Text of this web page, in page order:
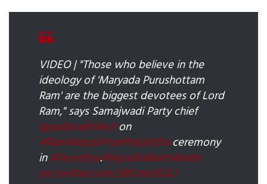
VIDEO | "Those who believe in the
ideology of 'Maryada Purushottam
Ram' are the biggest devotees of Lord
Ram," says Samajwadi Party chief
@yadavakhileshon
#RamMandirPranPratishthaceremony
in #Ayodhya.#AyodhaRamMandir
pic.twitter.com/3BCmb3GJL1